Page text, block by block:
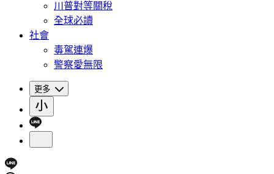
川普對等關稅
全球必讀
社會
毒駕連爆
警察愛無限
更多